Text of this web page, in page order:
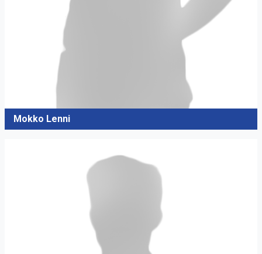
Mokko Lenni